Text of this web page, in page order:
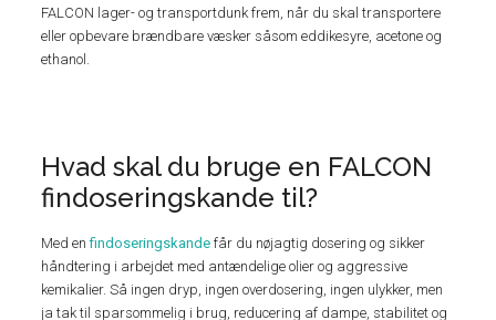
FALCON lager- og transportdunk frem, når du skal transportere
eller opbevare brændbare væsker såsom eddikesyre, acetone og
ethanol.
Hvad skal du bruge en FALCON
findoseringskande til?
Med enfindoseringskande får du nøjagtig dosering og sikker
håndtering i arbejdet med antændelige olier og aggressive
kemikalier. Så ingen dryp, ingen overdosering, ingen ulykker, men
ja tak til sparsommelig i brug, reducering af dampe, stabilitet og